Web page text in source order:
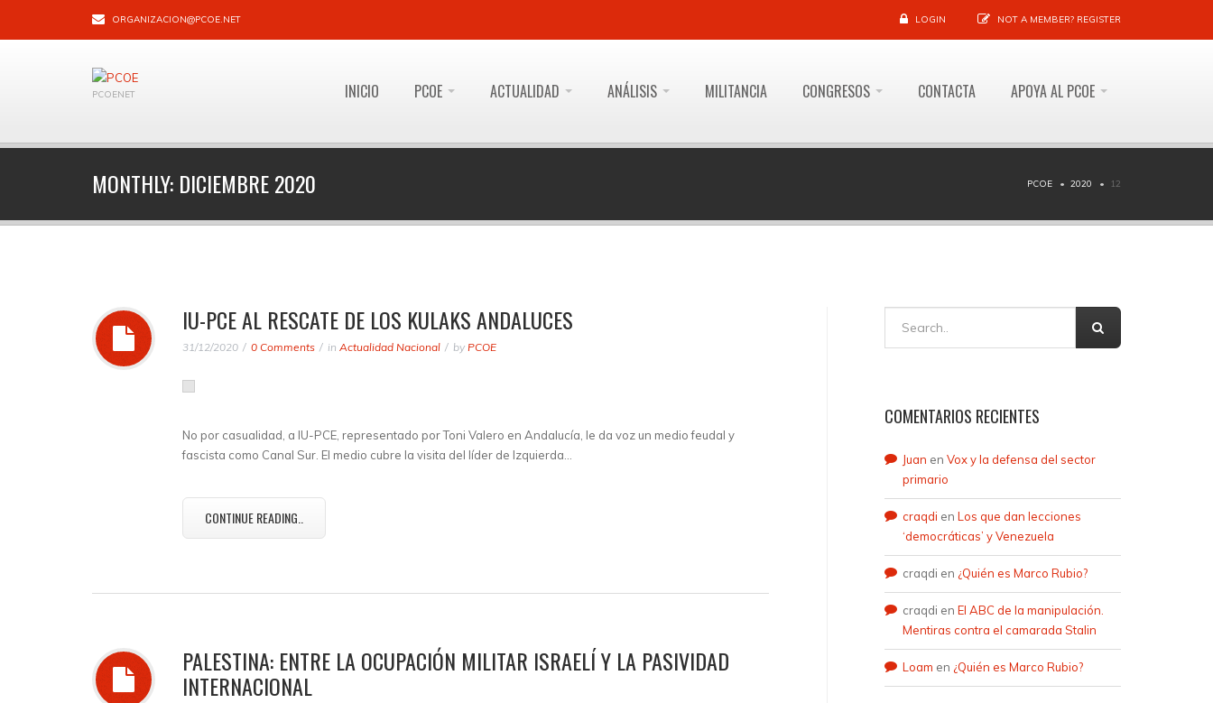
ORGANIZACION@PCOE.NET LOGIN NOT A MEMBER? REGISTER
PCOENET INICIO PCOE ACTUALIDAD ANÁLISIS MILITANCIA CONGRESOS CONTACTA APOYA AL PCOE
MONTHLY: DICIEMBRE 2020 PCOE 2020 12
IU-PCE AL RESCATE DE LOS KULAKS ANDALUCES
31/12/2020 0 Comments in Actualidad Nacional by PCOE
No por casualidad, a IU-PCE, representado por Toni Valero en Andalucía, le da voz un medio feudal y
fascista como Canal Sur. El medio cubre la visita del líder de Izquierda…
CONTINUE READING..
PALESTINA: ENTRE LA OCUPACIÓN MILITAR ISRAELÍ Y LA PASIVIDAD
INTERNACIONAL
COMENTARIOS RECIENTES
Juan en Vox y la defensa del sector
primario
craqdi en Los que dan lecciones
‘democráticas’ y Venezuela
craqdi en ¿Quién es Marco Rubio?
craqdi en El ABC de la manipulación.
Mentiras contra el camarada Stalin
Loam en ¿Quién es Marco Rubio?